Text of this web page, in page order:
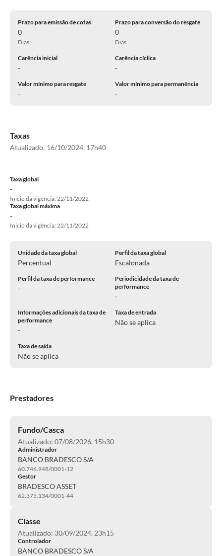
Prazo para emissão de cotas
0
Dias
Prazo para conversão do resgate
0
Dias
Carência inicial
-
Carência cíclica
-
Valor mínimo para resgate
-
Valor mínimo para permanência
-
Taxas
Atualizado: 16/10/2024, 17h40
Taxa global
-
Inicio da vigência: 22/11/2022
Taxa global máxima
-
Início da vigência: 22/11/2022
Unidade da taxa global
Percentual
Perfil da taxa global
Escalonada
Perfil da taxa de performance
-
Periodicidade da taxa de
performance
-
Informações adicionais da taxa de
performance
-
Taxa de entrada
Não se aplica
Taxa de saída
Não se aplica
Prestadores
Fundo/Casca
Atualizado: 07/08/2026, 15h30
Administrador
BANCO BRADESCO S/A
60.746.948/0001-12
Gestor
BRADESCO ASSET
62.375.134/0001-44
Classe
Atualizado: 30/09/2024, 23h15
Controlador
BANCO BRADESCO S/A